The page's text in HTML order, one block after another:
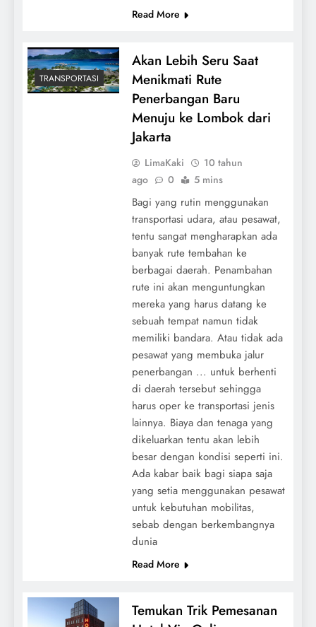
Read More
TRANSPORTASI
Akan Lebih Seru Saat
Menikmati Rute
Penerbangan Baru
Menuju ke Lombok dari
Jakarta
LimaKaki
10 tahun
ago
0 5 mins
Bagi yang rutin menggunakan
transportasi udara, atau pesawat,
tentu sangat mengharapkan ada
banyak rute tembahan ke
berbagai daerah. Penambahan
rute ini akan menguntungkan
mereka yang harus datang ke
sebuah tempat namun tidak
memiliki bandara. Atau tidak ada
pesawat yang membuka jalur
penerbangan ... untuk berhenti
di daerah tersebut sehingga
harus oper ke transportasi jenis
lainnya. Biaya dan tenaga yang
dikeluarkan tentu akan lebih
besar dengan kondisi seperti ini.
Ada kabar baik bagi siapa saja
yang setia menggunakan pesawat
untuk kebutuhan mobilitas,
sebab dengan berkembangnya
dunia
Read More
Temukan Trik Pemesanan